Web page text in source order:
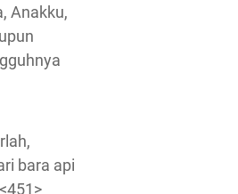
Anakku,
bara api